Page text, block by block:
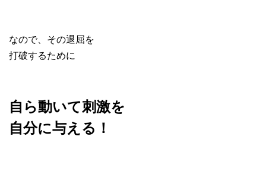
なので、その退屈を
打破するために
自ら動いて刺激を
自分に与える！